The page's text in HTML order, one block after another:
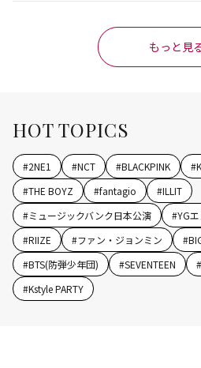
もっと見
HOT TOPICS
#2NE1 #NCT #BLACKPINK #
#THE BOYZ #fantagio #ILLIT
#ミュージックバンク日本公演 #YG
#RIIZE #ファン・ジョンミン #
#BTS(防弾少年団) #SEVENTEEN #
#Kstyle PARTY